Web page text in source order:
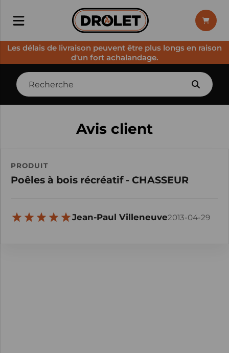
Les délais de livraison peuvent être plus longs en raison
d'un fort achalandage.
Avis client
PRODUIT
Poêles à bois récréatif - CHASSEUR
Jean-Paul Villeneuve2013-04-29